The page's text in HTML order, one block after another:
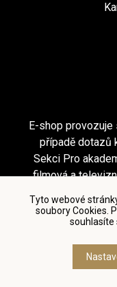
Tyto webové
soubory Cookies.
souhlasíte
E-shop provozuje
případě dotazů
Sekci Pro
filmová a
Podmínky užití